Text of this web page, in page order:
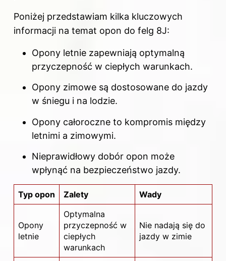
Poniżej przedstawiam kilka kluczowych
informacji na temat opon do felg 8J:
Opony letnie zapewniają optymalną
przyczepność w ciepłych warunkach.
Opony zimowe są dostosowane do jazdy
w śniegu i na lodzie.
Opony całoroczne to kompromis między
letnimi a zimowymi.
Nieprawidłowy dobór opon może
wpłynąć na bezpieczeństwo jazdy.
Typ opon Zalety Wady
Opony
letnie
Optymalna
przyczepność w
ciepłych
warunkach
Nie nadają się do
jazdy w zimie